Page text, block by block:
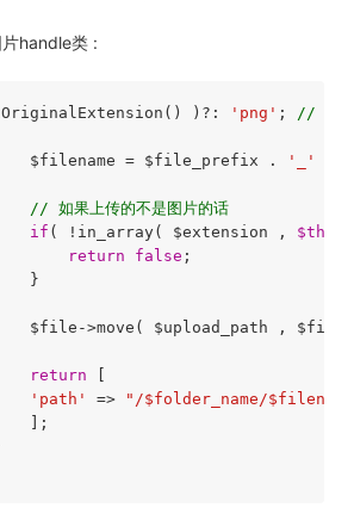
handle类 :
)?: 'png' ; //
$filename = $file_prefix .
'_'
// 如果上传的不是图片的话
if ( !in_array( $extension , $this
return
false ;
}
$file->move( $upload_path ,
return
'path'
=>
"/$folder_name/
];